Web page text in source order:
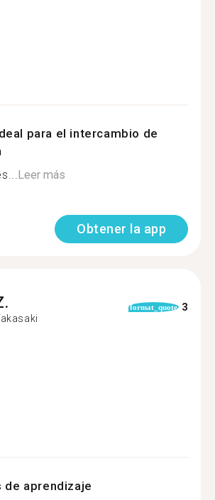
para el intercambio de
Leer más
Obtener la app
format_quote 3
de aprendizaje